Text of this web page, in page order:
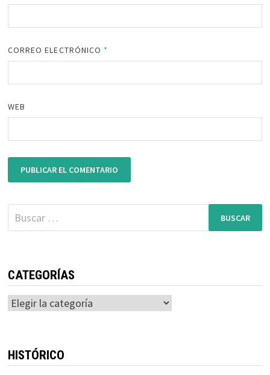
CORREO ELECTRÓNICO *
WEB
Buscar:
CATEGORÍAS
Categorías
HISTÓRICO